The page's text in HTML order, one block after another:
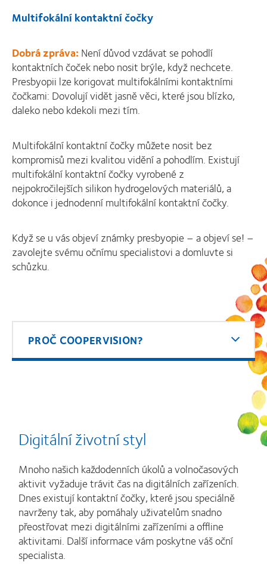
Multifokální kontaktní čočky
Dobrá zpráva: Není důvod vzdávat se pohodlí
kontaktních čoček nebo nosit brýle, když nechcete.
Presbyopii lze korigovat multifokálními kontaktními
čočkami: Dovolují vidět jasně věci, které jsou blízko,
daleko nebo kdekoli mezi tím.
Multifokální kontaktní čočky můžete nosit bez
kompromisů mezi kvalitou vidění a pohodlím. Existují
multifokální kontaktní čočky vyrobené z
nejpokročilejších silikon hydrogelových materiálů, a
dokonce i jednodenní multifokální kontaktní čočky.
Když se u vás objeví známky presbyopie – a objeví se! –
zavolejte svému očnímu specialistovi a domluvte si
schůzku.
PROČ COOPERVISION?
Digitální životní styl
Mnoho našich každodenních úkolů a volnočasových
aktivit vyžaduje trávit čas na digitálních zařízeních.
Dnes existují kontaktní čočky, které jsou speciálně
navrženy tak, aby pomáhaly uživatelům snadno
přeostřovat mezi digitálními zařízeními a offline
aktivitami. Další informace vám poskytne váš oční
specialista.